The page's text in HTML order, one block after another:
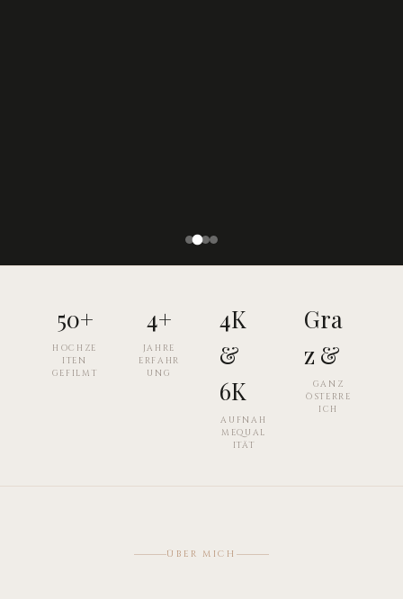
50+
HOCHZE
ITEN
GEFILMT
4+
JAHRE
ERFAHR
UNG
4K
&
6K
AUFNAH
MEQUAL
ITÄT
Gra
z &
GANZ
ÖSTERRE
ICH
ÜBER MICH